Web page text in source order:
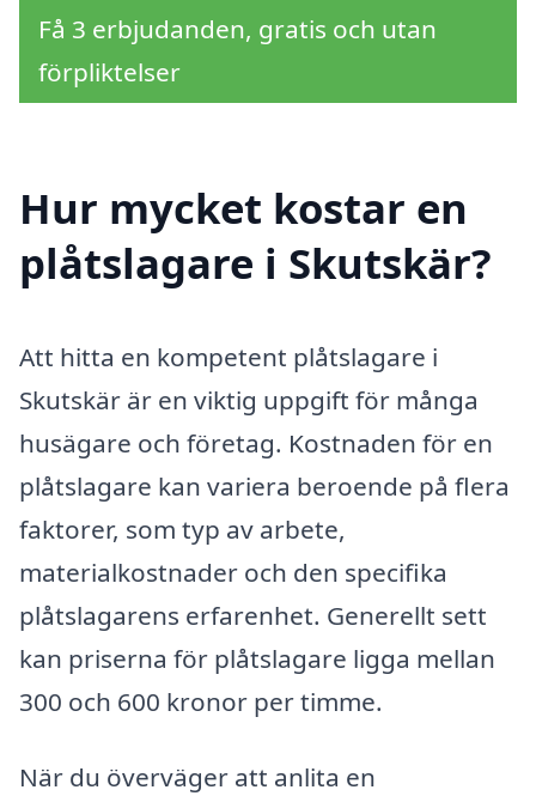
Få 3 erbjudanden, gratis och utan
förpliktelser
Hur mycket kostar en
plåtslagare i Skutskär?
Att hitta en kompetent plåtslagare i
Skutskär är en viktig uppgift för många
husägare och företag. Kostnaden för en
plåtslagare kan variera beroende på flera
faktorer, som typ av arbete,
materialkostnader och den specifika
plåtslagarens erfarenhet. Generellt sett
kan priserna för plåtslagare ligga mellan
300 och 600 kronor per timme.
När du överväger att anlita en